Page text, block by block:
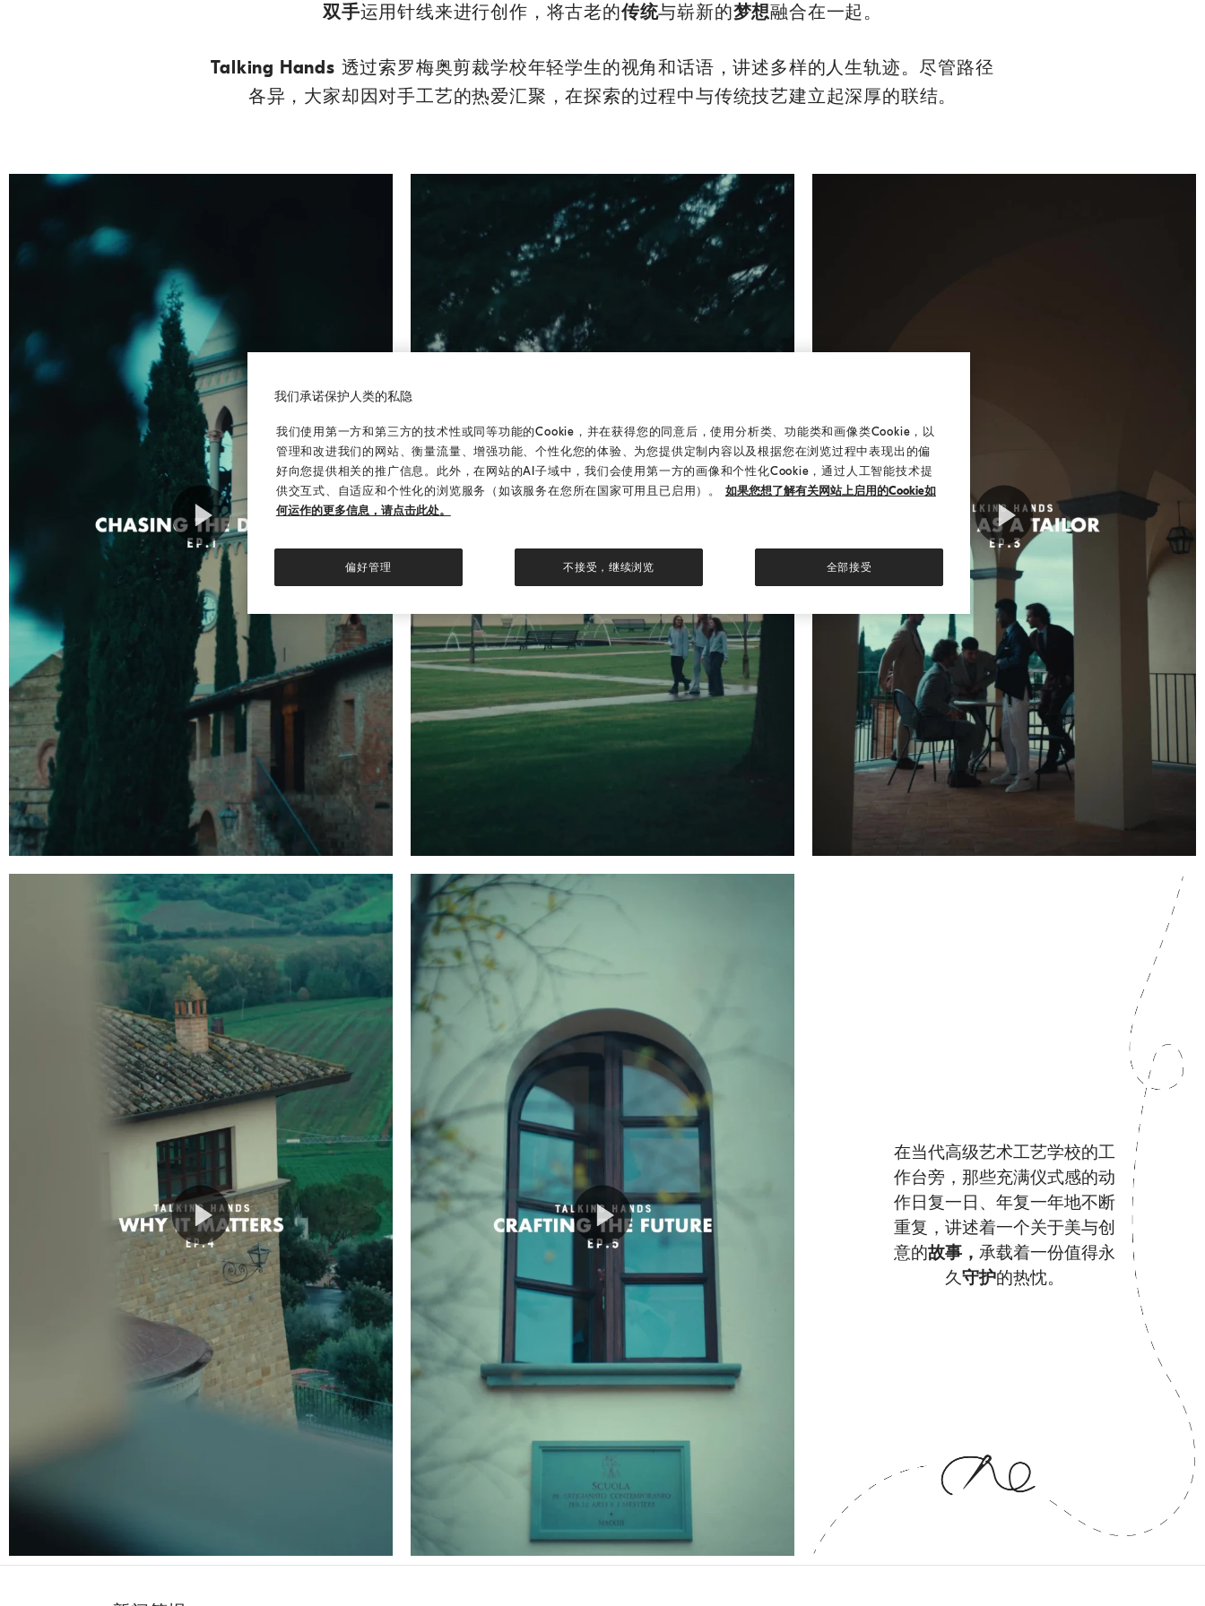
双手运用针线来进行创作，将古老的传统与崭新的梦想融合在一起。
Talking Hands 透过索罗梅奥剪裁学校年轻学生的视角和话语，讲述多样的人生轨迹。尽管路径
各异，大家却因对手工艺的热爱汇聚，在探索的过程中与传统技艺建立起深厚的联结。
Play
Video
Play
Video
Play
Video
Play
Video
Play
Video
在当代高级艺术工艺学校的工
作台旁，那些充满仪式感的动
作日复一日、年复一年地不断
重复，讲述着一个关于美与创
意的故事， 承载着一份值得永
久守护的热忱。
我们承诺保护人类的私隐
我们使用第一方和第三方的技术性或同等功能的Cookie，并在获得您的同意后，使用分析类、功能类和画像类Cookie，以
管理和改进我们的网站、衡量流量、增强功能、个性化您的体验、为您提供定制内容以及根据您在浏览过程中表现出的偏
好向您提供相关的推广信息。此外，在网站的AI子域中，我们会使用第一方的画像和个性化Cookie，通过人工智能技术提
供交互式、自适应和个性化的浏览服务（如该服务在您所在国家可用且已启用）。
如果您想了解有关网站上启用的Cookie如
何运作的更多信息，请点击此处。
偏好管理 不接受，继续浏览 全部接受